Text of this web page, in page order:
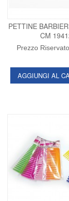
PETTINE
CM
Prezzo
AGGIUNGI AL